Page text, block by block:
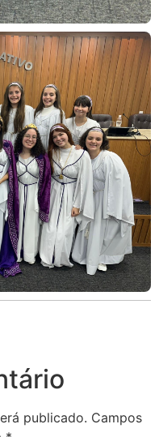
publicado. Campos